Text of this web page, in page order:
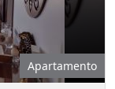
Apartamento